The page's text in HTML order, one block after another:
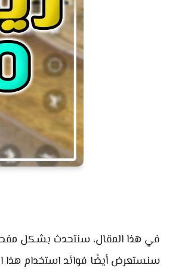
في هذا المقال، سنتحدث بشكل
سنستعرض أيضًا فوائد استخدام